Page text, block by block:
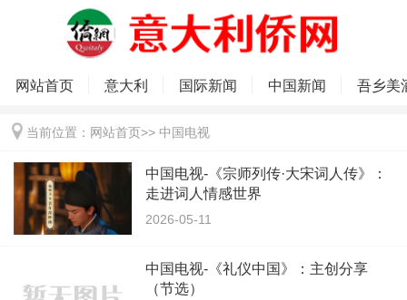
网站首页 意大利 国际新闻 中国新闻 吾乡美
当前位置： 网站首页>> 中国电视
中国电视-《宗师列传·大宋词人传》：
走进词人情感世界
2026-05-11
中国电视-《礼仪中国》：主创分享
（节选）